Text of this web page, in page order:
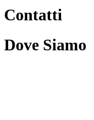
Contatti
Dove Siamo